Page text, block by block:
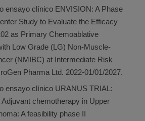
ensayo clínico ENVISION: A Phase
Study to Evaluate the Efficacy
as Primary Chemoablative
Low Grade (LG) Non-Muscle-
(NMIBC) at Intermediate Risk
Pharma Ltd. 2022-01/01/2027.
ensayo clínico URANUS TRIAL:
chemotherapy in Upper
A feasibility phase II